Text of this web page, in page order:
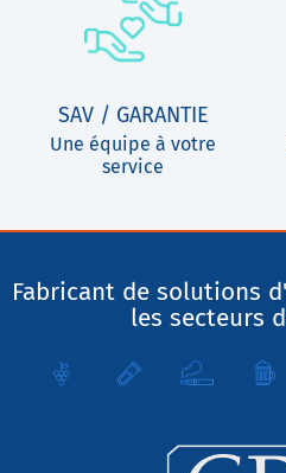
SAV / GARANTIE
Une équipe à votre
service
Fabricant de solutions
les secteurs